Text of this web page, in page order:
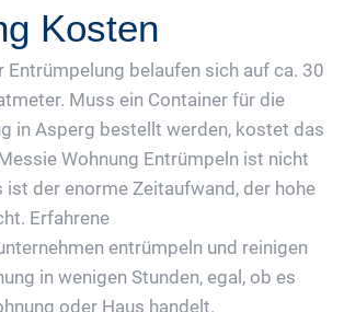
Kosten
Entrümpelung belaufen sich auf ca. 30
Muss ein Container für die
in Asperg bestellt werden, kostet das
Wohnung Entrümpeln ist nicht
ist der enorme Zeitaufwand, der hohe
Erfahrene
entrümpeln und reinigen
in wenigen Stunden, egal, ob es
oder Haus handelt.